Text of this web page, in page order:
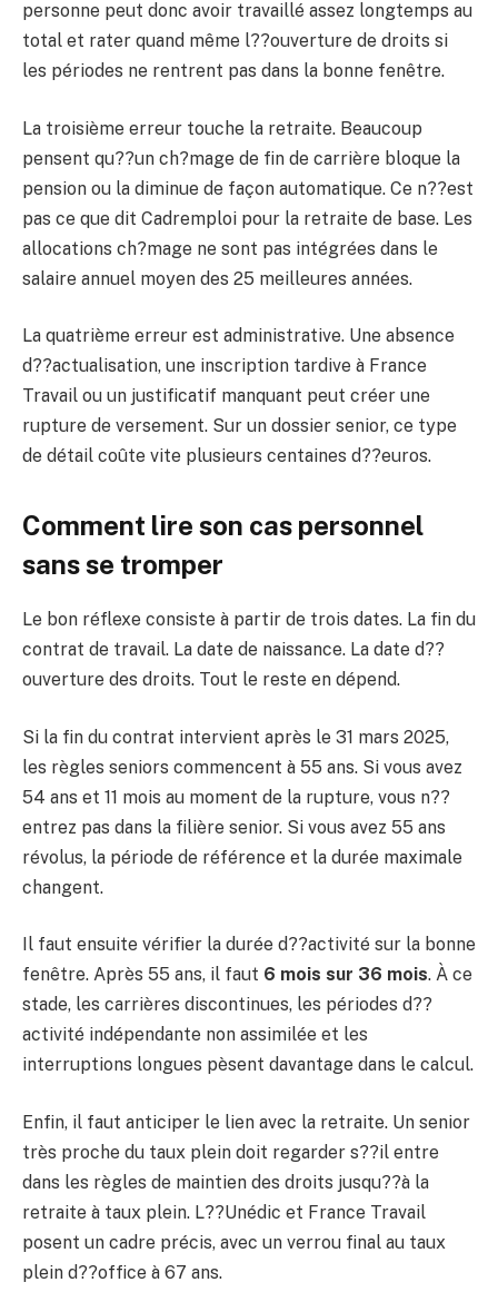
personne peut donc avoir travaillé assez longtemps au
total et rater quand même l??ouverture de droits si
les périodes ne rentrent pas dans la bonne fenêtre.
La troisième erreur touche la retraite. Beaucoup
pensent qu??un ch?mage de fin de carrière bloque la
pension ou la diminue de façon automatique. Ce n??est
pas ce que dit Cadremploi pour la retraite de base. Les
allocations ch?mage ne sont pas intégrées dans le
salaire annuel moyen des 25 meilleures années.
La quatrième erreur est administrative. Une absence
d??actualisation, une inscription tardive à France
Travail ou un justificatif manquant peut créer une
rupture de versement. Sur un dossier senior, ce type
de détail coûte vite plusieurs centaines d??euros.
Comment lire son cas personnel
sans se tromper
Le bon réflexe consiste à partir de trois dates. La fin du
contrat de travail. La date de naissance. La date d??
ouverture des droits. Tout le reste en dépend.
Si la fin du contrat intervient après le 31 mars 2025,
les règles seniors commencent à 55 ans. Si vous avez
54 ans et 11 mois au moment de la rupture, vous n??
entrez pas dans la filière senior. Si vous avez 55 ans
révolus, la période de référence et la durée maximale
changent.
Il faut ensuite vérifier la durée d??activité sur la bonne
fenêtre. Après 55 ans, il faut 6 mois sur 36 mois. À ce
stade, les carrières discontinues, les périodes d??
activité indépendante non assimilée et les
interruptions longues pèsent davantage dans le calcul.
Enfin, il faut anticiper le lien avec la retraite. Un senior
très proche du taux plein doit regarder s??il entre
dans les règles de maintien des droits jusqu??à la
retraite à taux plein. L??Unédic et France Travail
posent un cadre précis, avec un verrou final au taux
plein d??office à 67 ans.